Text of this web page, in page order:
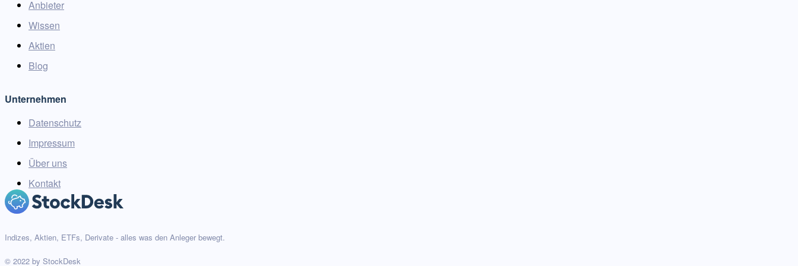
Anbieter
Wissen
Aktien
Blog
Unternehmen
Datenschutz
Impressum
Über uns
Kontakt
Indizes, Aktien, ETFs, Derivate - alles was den Anleger bewegt.
© 2022 by StockDesk